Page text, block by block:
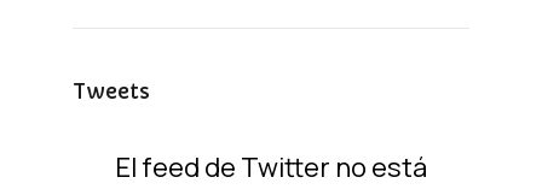
Tweets
El feed de Twitter no está